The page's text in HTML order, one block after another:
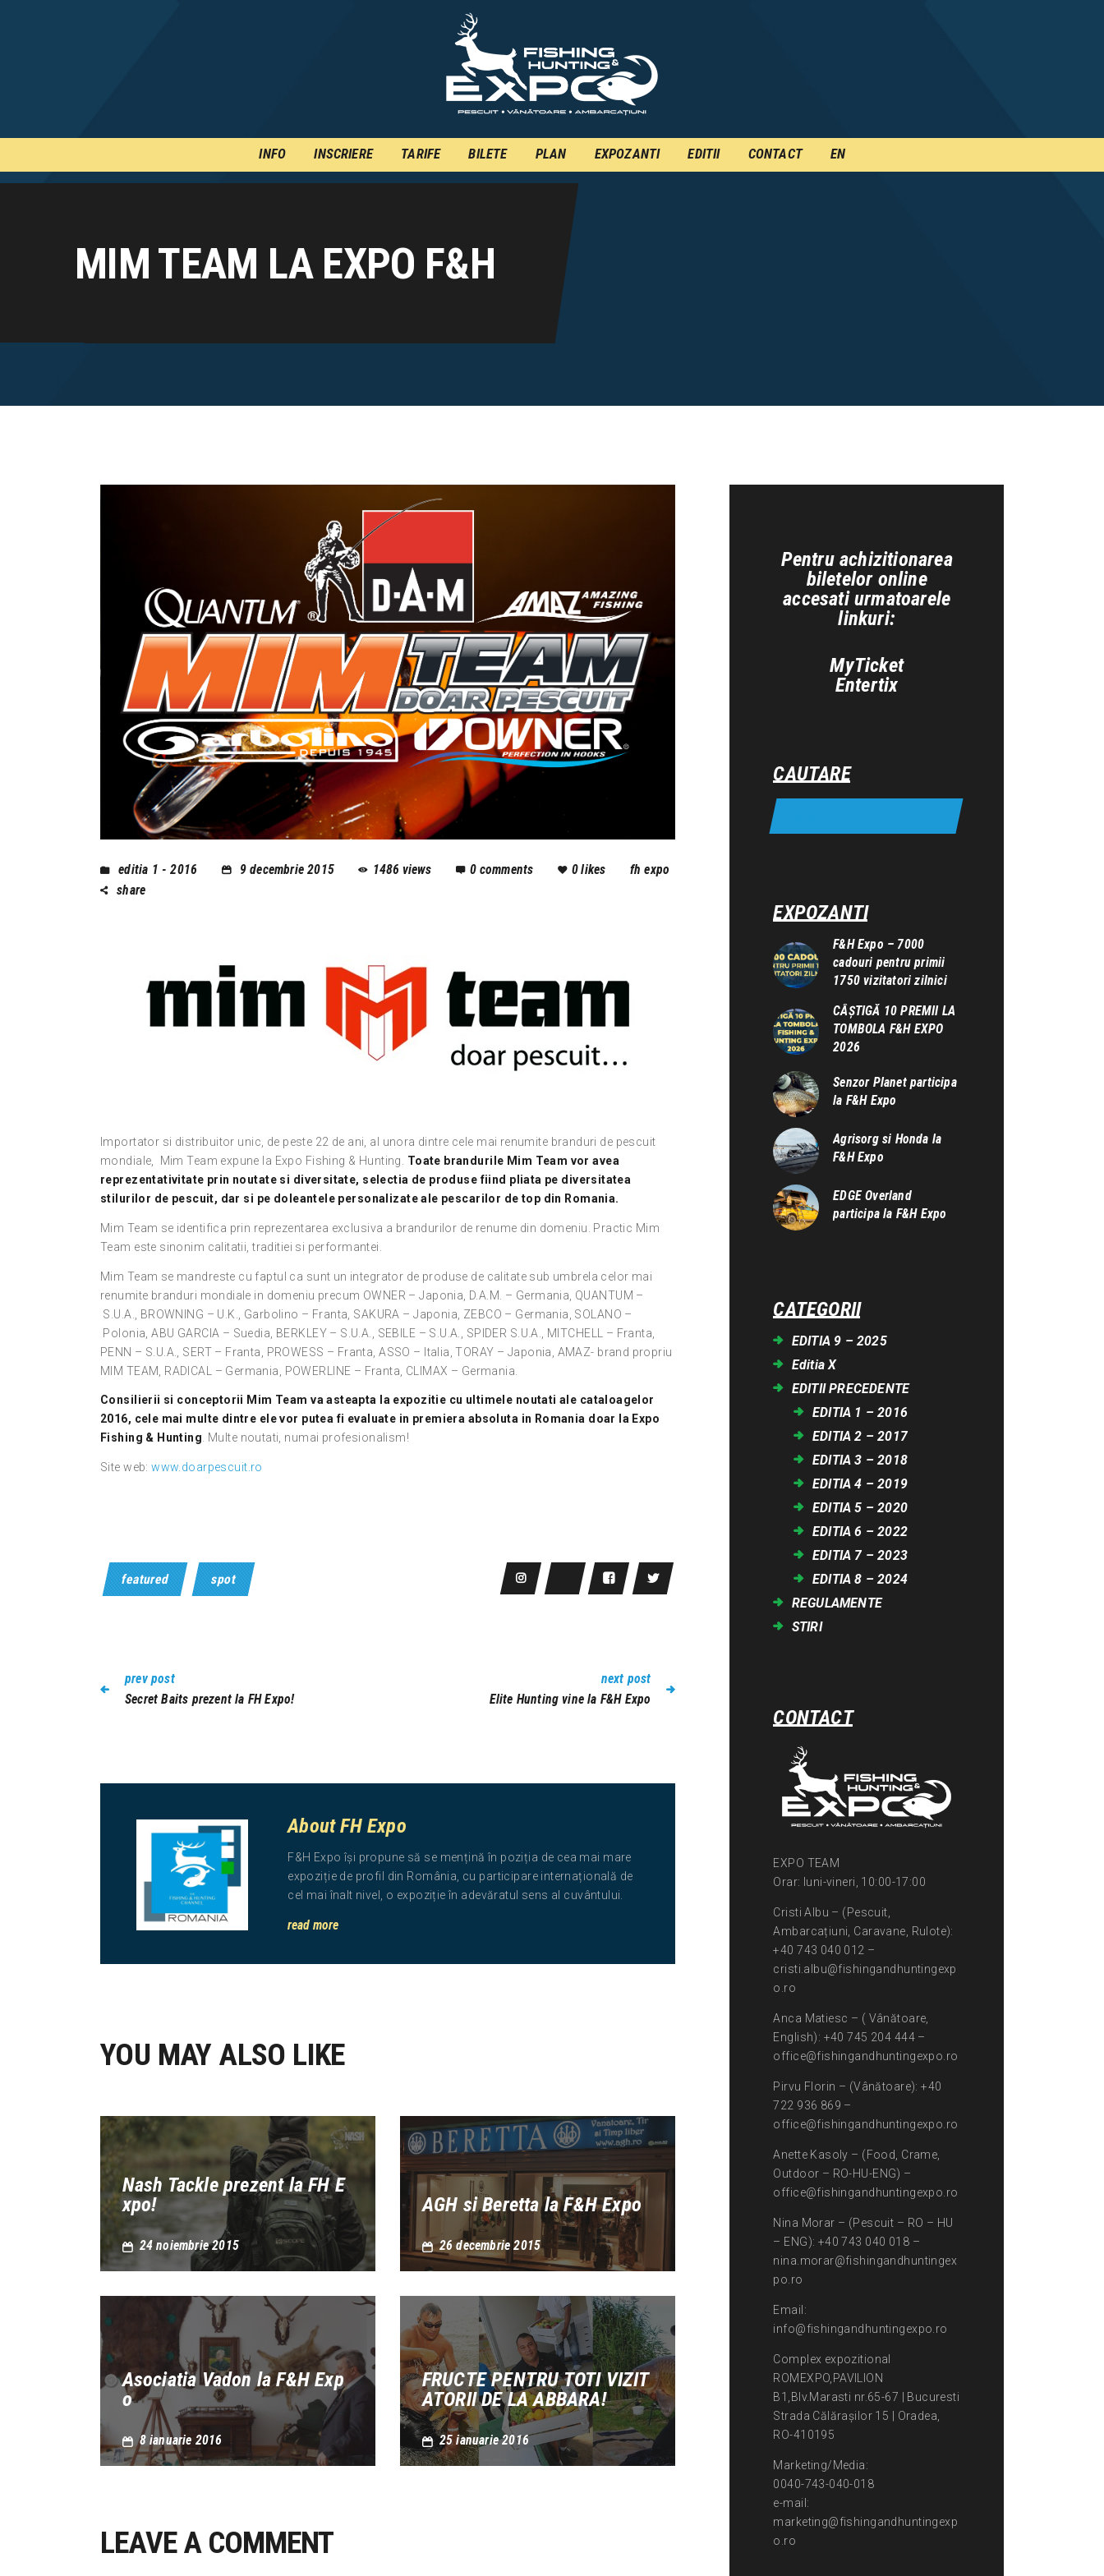
INFO INSCRIERE TARIFE BILETE PLAN EXPOZANTI EDITII CONTACT EN
MIM TEAM LA EXPO F&H
INSCRIERE
PLAN
CONTACT
editia 1 - 2016 9 decembrie 2015 1486 views 0 comments 0likes
fh expo
share
Importator si distribuitor unic, de peste 22 de ani, al unora dintre cele mai renumite branduri de pescuit
mondiale, Mim Team expune la Expo Fishing & Hunting. Toate brandurile Mim Team vor avea
reprezentativitate prin noutate si diversitate, selectia de produse fiind pliata pe diversitatea
stilurilor de pescuit, dar si pe doleantele personalizate ale pescarilor de top din Romania.
Mim Team se identifica prin reprezentarea exclusiva a brandurilor de renume din domeniu. Practic Mim
Team este sinonim calitatii, traditiei si performantei.
Mim Team se mandreste cu faptul ca sunt un integrator de produse de calitate sub umbrela celor mai
renumite branduri mondiale in domeniu precum OWNER – Japonia, D.A.M. – Germania, QUANTUM –
S.U.A., BROWNING – U.K., Garbolino – Franta, SAKURA – Japonia, ZEBCO – Germania, SOLANO –
Polonia, ABU GARCIA – Suedia, BERKLEY – S.U.A., SEBILE – S.U.A., SPIDER S.U.A., MITCHELL – Franta,
PENN – S.U.A., SERT – Franta, PROWESS – Franta, ASSO – Italia, TORAY – Japonia, AMAZ- brand propriu
MIM TEAM, RADICAL – Germania, POWERLINE – Franta, CLIMAX – Germania.
Consilierii si conceptorii Mim Team va asteapta la expozitie cu ultimele noutati ale cataloagelor
2016, cele mai multe dintre ele vor putea fi evaluate in premiera absoluta in Romania doar la Expo
Fishing & Hunting. Multe noutati, numai profesionalism!
Site web:www.doarpescuit.ro
featured spot
prev post
Secret Baits prezent la FH Expo!
next post
Elite Hunting vine la F&H Expo
About FH Expo
F&H Expo își propune să se mențină în poziția de cea mai mare
expoziție de profil din România, cu participare internațională de
cel mai înalt nivel, o expoziție în adevăratul sens al cuvântului.
read more
YOU MAY ALSO LIKE
Nash Tackle prezent la FH E
xpo!
24 noiembrie 2015
AGH si Beretta la F&H Expo
26 decembrie 2015
Asociatia Vadon la F&H Exp
o
8 ianuarie 2016
FRUCTE PENTRU TOTI VIZIT
ATORII DE LA ABBARA!
25 ianuarie 2016
LEAVE A COMMENT
Pentru achizitionarea
biletelor online
accesati urmatoarele
linkuri:
MyTicket
Entertix
CAUTARE
EXPOZANTI
F&H Expo – 7000
cadouri pentru primii
1750 vizitatori zilnici
CÂȘTIGĂ 10 PREMII LA
TOMBOLA F&H EXPO
2026
Senzor Planet participa
la F&H Expo
Agrisorg si Honda la
F&H Expo
EDGE Overland
participa la F&H Expo
CATEGORII
EDITIA 9 – 2025
Editia X
EDITII PRECEDENTE
EDITIA 1 – 2016
EDITIA 2 – 2017
EDITIA 3 – 2018
EDITIA 4 – 2019
EDITIA 5 – 2020
EDITIA 6 – 2022
EDITIA 7 – 2023
EDITIA 8 – 2024
REGULAMENTE
STIRI
CONTACT
EXPO TEAM
Orar: luni-vineri, 10:00-17:00
Cristi Albu – (Pescuit,
Ambarcațiuni, Caravane, Rulote):
+40 743 040 012 –
cristi.albu@fishingandhuntingexp
o.ro
Anca Matiesc – ( Vânătoare,
English): +40 745 204 444 –
office@fishingandhuntingexpo.ro
Pirvu Florin – (Vânătoare): +40
722 936 869 –
office@fishingandhuntingexpo.ro
Anette Kasoly – (Food, Crame,
Outdoor – RO-HU-ENG) –
office@fishingandhuntingexpo.ro
Nina Morar – (Pescuit – RO – HU
– ENG): +40 743 040 018 –
nina.morar@fishingandhuntingex
po.ro
Email:
info@fishingandhuntingexpo.ro
Complex expozitional
ROMEXPO,PAVILION
B1,Blv.Marasti nr.65-67 | Bucuresti
Strada Călărașilor 15 | Oradea,
RO-410195
Marketing/Media:
0040-743-040-018
e-mail:
marketing@fishingandhuntingexp
o.ro